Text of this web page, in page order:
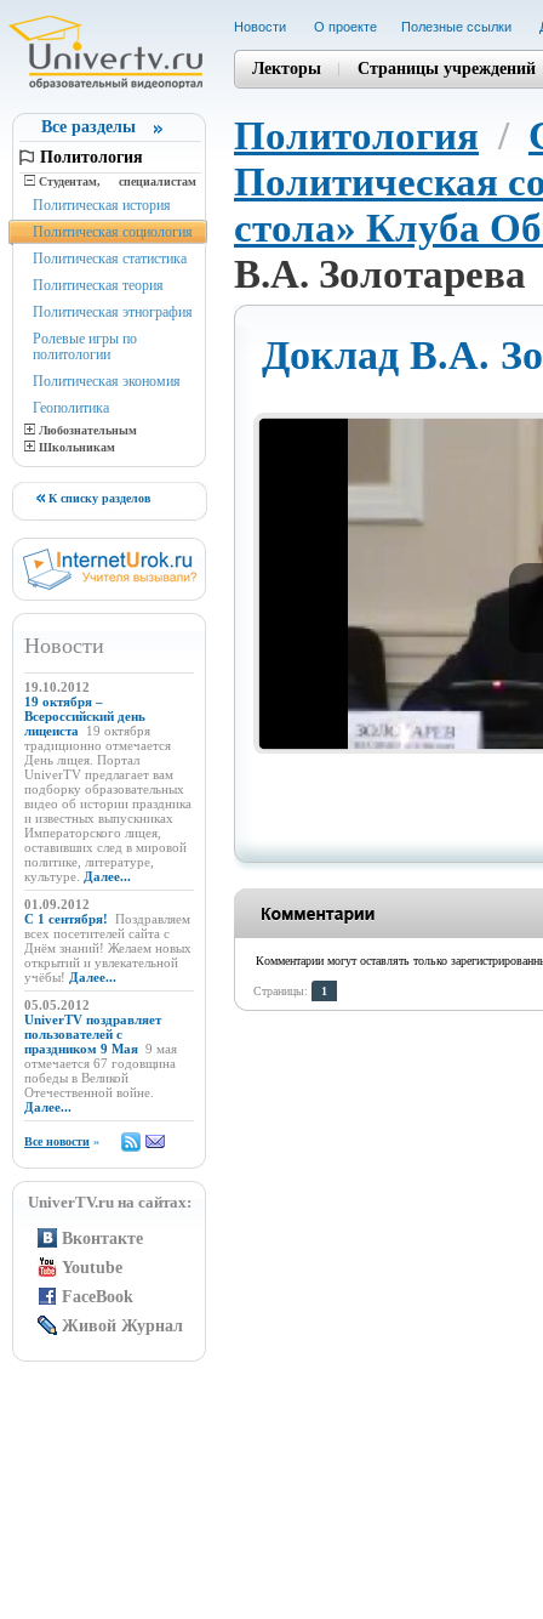
Все разделы
Политология
Студентам, cпециалистам
Политическая история
Политическая социология
Политическая статистика
Политическая теория
Политическая этнография
Ролевые игры по
политологии
Политическая экономия
Геополитика
Любознательным
Школьникам
К списку разделов
Новости
19.10.2012
19 октября –
Всероссийский день
лицеиста
19 октября
традиционно отмечается
День лицея. Портал
UniverTV предлагает вам
подборку образовательных
видео об истории праздника
и известных выпускниках
Императорского лицея,
оставивших след в мировой
политике, литературе,
культуре. Далее...
01.09.2012
C 1 сентября! Поздравляем
всех посетителей сайта с
Днём знаний! Желаем новых
открытий и увлекательной
учёбы! Далее...
05.05.2012
UniverTV поздравляет
пользователей с
праздником 9 Мая 9 мая
отмечается 67 годовщина
победы в Великой
Отечественной войне.
Далее...
Все новости »
UniverTV.ru на сайтах:
Вконтакте
Youtube
FaceBook
Живой Журнал
Новости О проекте Полезные cсылки
Лекторы Страницы учреждений
Политология /
Политическая
стола» Клуба
В.А. Золотарева
Доклад В.А.
Комментарии могут оставлять только
Страницы: 1